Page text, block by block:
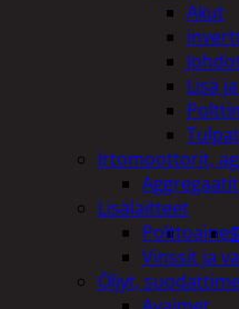
Akut
Lisä
Tulpat
Irtomoottorit,
Aggregaatit
Lisälaitteet
Vinssit ja
Öljyt,